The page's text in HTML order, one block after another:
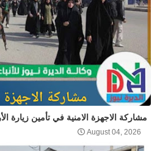
مشاركة الاجهزة الامنية في تأمين زيارة
August 04, 2026